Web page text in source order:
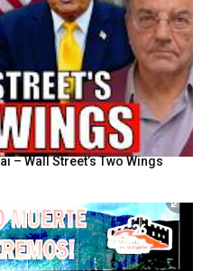
– Wall Street’s Two Wings